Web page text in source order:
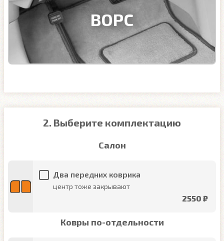
ВОРС
2. Выберите комплектацию
Салон
Два передних коврика
центр тоже закрывают
2550 ₽
Ковры по-отдельности